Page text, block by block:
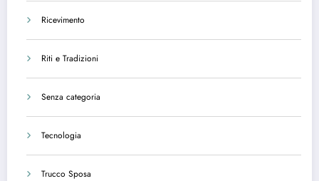
Ricevimento
Riti e Tradizioni
Senza categoria
Tecnologia
Trucco Sposa